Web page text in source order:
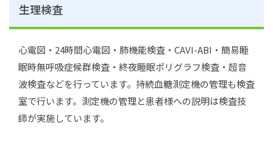
生理検査
心電図・24時間心電図・肺機能検査・CAVI-ABI・簡易睡
眠時無呼吸症候群検査・終夜睡眠ポリグラフ検査・超音
波検査などを行っています。持続血糖測定機の管理も検査
室で行います。測定機の管理と患者様への説明は検査技
師が実施しています。